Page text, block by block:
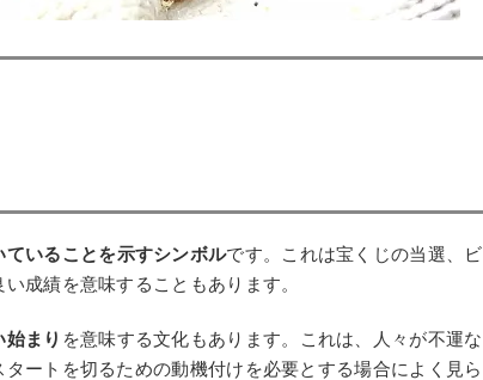
ていることを示すシンボルです。これは宝くじの当選、ビ
成績を意味することもあります。
まり を意味する文化もあります。これは、人々が不運な
ートを切るための動機付けを必要とする場合によく見ら